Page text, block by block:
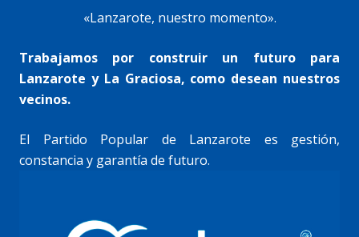
«Lanzarote, nuestro momento».
Trabajamos por construir un futuro para
Lanzarote y La Graciosa, como desean nuestros
vecinos.
El Partido Popular de Lanzarote es gestión,
constancia y garantía de futuro.